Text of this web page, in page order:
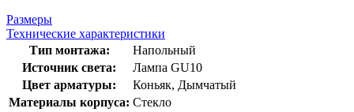
Размеры
Технические характеристики
Тип монтажа:
Напольный
Источник света:
Лампа GU10
Цвет арматуры:
Коньяк, Дымчатый
Материалы корпуса: Стекло